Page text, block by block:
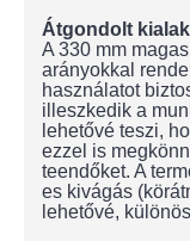
Átgondolt
A 330 mm
arányokkal
használatot
illeszkedik a
lehetővé teszi,
ezzel is
teendőket. A
es kivágás
lehetővé,